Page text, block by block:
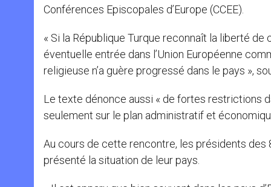
Conférences Episcopales d’Europe (CCEE).
« Si la République Turque reconnaît la liberté
éventuelle entrée dans l’Union Européenne
religieuse n’a guère progressé dans le pays »,
Le texte dénonce aussi « de fortes restrictions
seulement sur le plan administratif et
Au cours de cette rencontre, les présidents des
présenté la situation de leur pays.